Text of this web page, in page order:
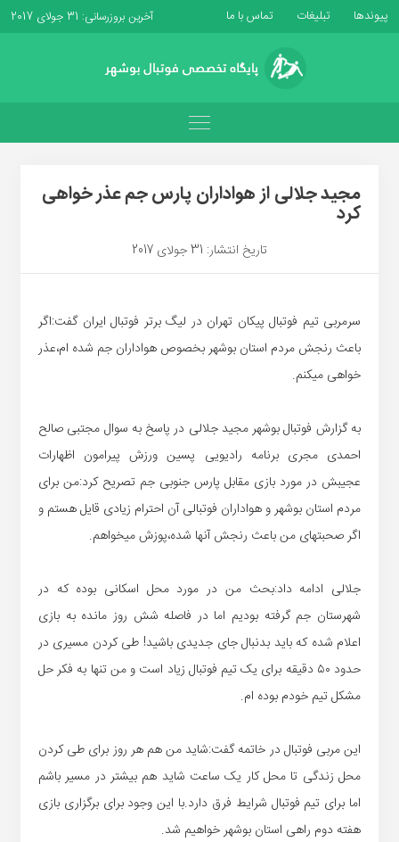
پیوندها تبلیغات تماس با ما آخرین بروزرسانی: 31 جولای 2017
مجید جلالی از هواداران پارس جم عذر خواهی
کرد
تاریخ انتشار: 31 جولای 2017
سرمربی تیم فوتبال پیکان تهران در لیگ برتر فوتبال ایران گفت:اگر
باعث رنجش مردم استان بوشهر بخصوص هواداران جم شده ام،عذر
خواهی میکنم.
به گزارش فوتبال بوشهر مجید جلالی در پاسخ به سوال مجتبی صالح
احمدی مجری برنامه رادیویی پسین ورزش پیرامون اظهارات
عجیبش در مورد بازی مقابل پارس جنوبی جم تصریح کرد:من برای
مردم استان بوشهر و هواداران فوتبالی آن احترام زیادی قایل هستم و
اگر صحبتهای من باعث رنجش آنها شده،پوزش میخواهم.
جلالی ادامه داد:بحث من در مورد محل اسکانی بوده که در
شهرستان جم گرفته بودیم اما در فاصله شش روز مانده به بازی
اعلام شده که باید بدنبال جای جدیدی باشید! طی کردن مسیری در
حدود ۵۰ دقیقه برای یک تیم فوتبال زیاد است و من تنها به فکر حل
مشکل تیم خودم بوده ام.
این مربی فوتبال در خاتمه گفت:شاید من هم هر روز برای طی کردن
محل زندگی تا محل کار یک ساعت شاید هم بیشتر در مسیر باشم
اما برای تیم فوتبال شرایط فرق دارد.با این وجود برای برگزاری بازی
هفته دوم راهی استان بوشهر خواهیم شد.